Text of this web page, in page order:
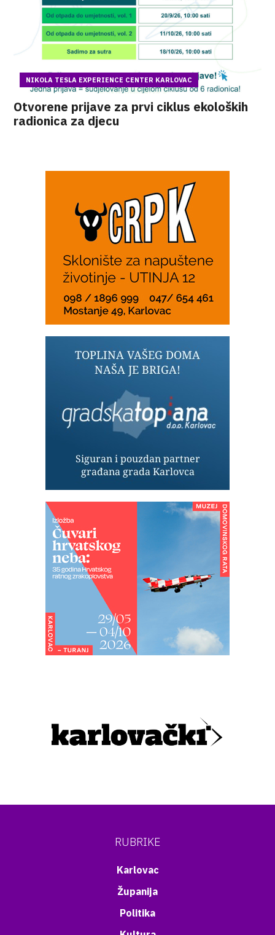
NIKOLA TESLA EXPERIENCE CENTER KARLOVAC
Otvorene prijave za prvi ciklus ekoloških
radionica za djecu
RUBRIKE
Karlovac
Županija
Politika